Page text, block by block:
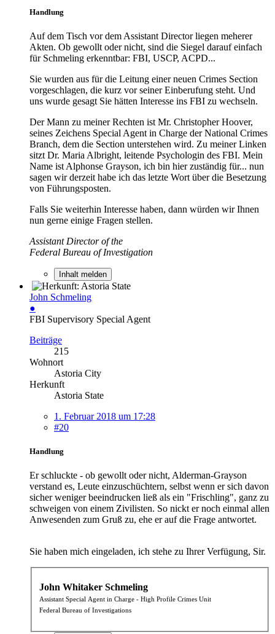
Handlung
Auf dem Tisch vor dem Assistant Director liegen meherer
Akten. Ob gewollt oder nicht, sind die Siegel darauf einfach
für Schmeling erkenntbar: FBI, USCP, ACPD...
Sie wurden aus für die Leitung einer neuen Crimes Section
vorgeschlagen, die kurz vor seiner Einberufung steht. Und
uns wurde gesagt Sie hätten Interesse ins FBI zu wechseln.
Der Mann zu meiner Rechten ist Mr. Christopher Hoover,
seines Zeichens Special Agent in Charge der National Crimes
Branch, dem die Section unterstehen wird. Zu meiner Linken
sitzt Dr. Maria Albright, leitende Psychologin des FBI. Mein
Name ist Alphonse Grayson, ich bin hier zuständig für... nun
sagen wir derzeit habe ich das letzte Wort über die Besetzung
von Führungsposten.
Falls Sie weiterhin Interesse haben, dann würden wir Ihnen
nun gerne einige Fragen stellen.
Assistant Director of the
Federal Bureau of Investigation
Inhalt melden
John Schmeling
●
FBI Supervisory Special Agent
Beiträge
215
Wohnort
Astoria City
Herkunft
Astoria State
1. Februar 2018 um 17:28
#20
Handlung
Er schluckte - ob gewollt oder nicht, Alderman-Grayson
verstand es, Leute einzuschüchtern, selbst wenn er sich davon
sicher weniger beeindrucken ließ als ein "Frischling", ganz zu
schweigen von einem Zivilisten. So nickt er noch einmal allen
Anwesenden zum Gruß zu, ehe er auf die Frage antwortet.
Sie haben mich eingeladen, ich stehe zu Ihrer Verfügung, Sir.
John Whitaker Schmeling
Assistant Special Agent in Charge - High Profile Crimes Unit
Federal Bureau of Investigations